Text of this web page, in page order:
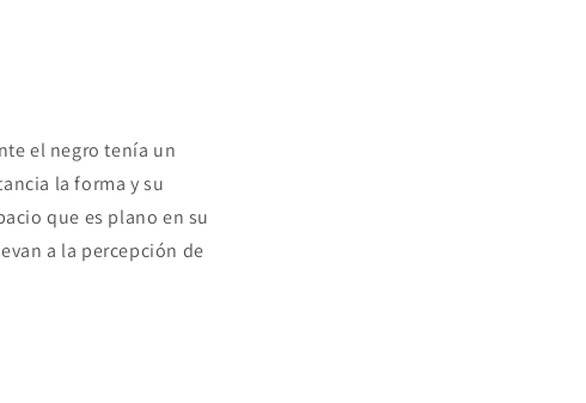
el negro tenía un
la forma y su
que es plano en su
a la percepción de